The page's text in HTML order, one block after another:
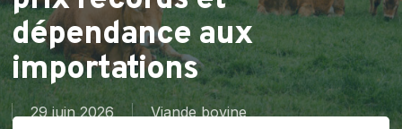
dépendance aux
importations
29 juin 2026 Viande bovine